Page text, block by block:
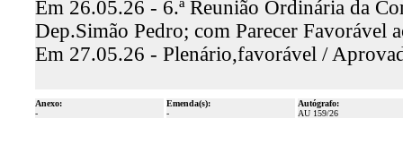
Em 26.05.26 - 6.ª Reunião Ordinária da
Dep.Simão Pedro; com Parecer Favorável
Em 27.05.26 - Plenário,favorável /
Anexo:
-
Emenda(s):
-
Autógrafo:
AU 159/26